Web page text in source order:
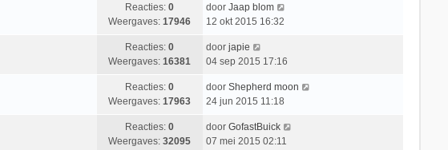
Reacties:0
Weergaves:17946
door Jaap blom
12 okt 2015 16:32
Reacties:0
Weergaves:16381
door japie
04 sep 2015 17:16
Reacties:0
Weergaves:17963
door Shepherd moon
24 jun 2015 11:18
Reacties:0
Weergaves:32095
door GofastBuick
07 mei 2015 02:11